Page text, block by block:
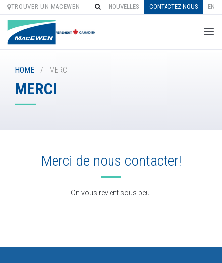
content
TROUVER UN MACEWEN NOUVELLES CONTACTEZ-NOUS EN
HOME / MERCI
MERCI
Merci de nous contacter!
On vous revient sous peu.